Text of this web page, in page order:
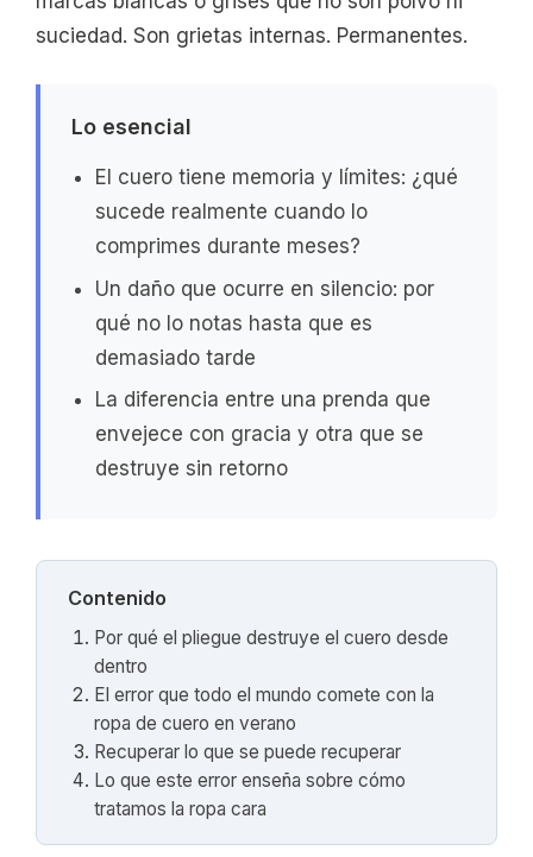
suciedad. Son grietas internas. Permanentes.
Lo esencial
El cuero tiene memoria y límites: ¿qué
sucede realmente cuando lo
comprimes durante meses?
Un daño que ocurre en silencio: por
qué no lo notas hasta que es
demasiado tarde
La diferencia entre una prenda que
envejece con gracia y otra que se
destruye sin retorno
Contenido
Por qué el pliegue destruye el cuero desde
dentro
El error que todo el mundo comete con la
ropa de cuero en verano
Recuperar lo que se puede recuperar
Lo que este error enseña sobre cómo
tratamos la ropa cara